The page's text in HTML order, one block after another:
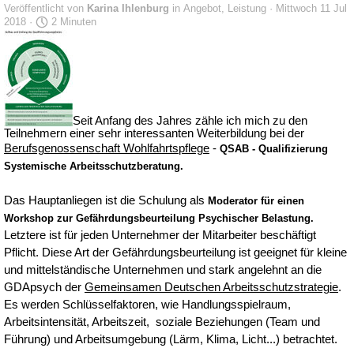
Veröffentlicht von Karina Ihlenburg in Angebot, Leistung · Mittwoch 11 Jul
2018 ·
2 Minuten
Seit Anfang des Jahres zähle ich mich zu den
Teilnehmern einer sehr interessanten Weiterbildung bei der
Berufsgenossenschaft Wohlfahrtspflege - QSAB - Qualifizierung
Systemische Arbeitsschutzberatung.
Das Hauptanliegen ist die Schulung als Moderator für einen
Workshop zur Gefährdungsbeurteilung Psychischer Belastung.
Letztere ist für jeden Unternehmer der Mitarbeiter beschäftigt
Pflicht. Diese Art der Gefährdungsbeurteilung ist geeignet für kleine
und mittelständische Unternehmen und stark angelehnt an die
GDApsych der Gemeinsamen Deutschen Arbeitsschutzstrategie.
Es werden Schlüsselfaktoren, wie Handlungsspielraum,
Arbeitsintensität, Arbeitszeit, soziale Beziehungen (Team und
Führung) und Arbeitsumgebung (Lärm, Klima, Licht...) betrachtet.